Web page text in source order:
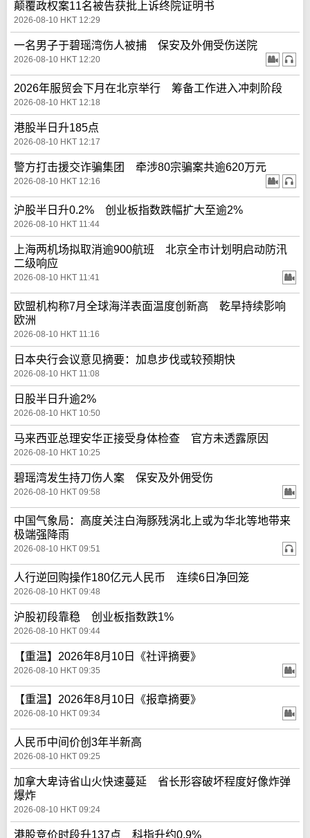
颠覆政权案11名被告获批上诉终院证明书
2026-08-10 HKT 12:29
一名男子于碧瑶湾伤人被捕 保安及外佣受伤送院
2026-08-10 HKT 12:20
2026年服贸会下月在北京举行 筹备工作进入冲刺阶段
2026-08-10 HKT 12:18
港股半日升185点
2026-08-10 HKT 12:17
警方打击援交诈骗集团 牵涉80宗骗案共逾620万元
2026-08-10 HKT 12:16
沪股半日升0.2% 创业板指数跌幅扩大至逾2%
2026-08-10 HKT 11:44
上海两机场拟取消逾900航班 北京全市计划明启动防汛
二级响应
2026-08-10 HKT 11:41
欧盟机构称7月全球海洋表面温度创新高 乾旱持续影响
欧洲
2026-08-10 HKT 11:16
日本央行会议意见摘要：加息步伐或较预期快
2026-08-10 HKT 11:08
日股半日升逾2%
2026-08-10 HKT 10:50
马来西亚总理安华正接受身体检查 官方未透露原因
2026-08-10 HKT 10:25
碧瑶湾发生持刀伤人案 保安及外佣受伤
2026-08-10 HKT 09:58
中国气象局：高度关注白海豚残涡北上或为华北等地带来
极端强降雨
2026-08-10 HKT 09:51
人行逆回购操作180亿元人民币 连续6日净回笼
2026-08-10 HKT 09:48
沪股初段靠稳 创业板指数跌1%
2026-08-10 HKT 09:44
【重温】2026年8月10日《社评摘要》
2026-08-10 HKT 09:35
【重温】2026年8月10日《报章摘要》
2026-08-10 HKT 09:34
人民币中间价创3年半新高
2026-08-10 HKT 09:25
加拿大卑诗省山火快速蔓延 省长形容破坏程度好像炸弹
爆炸
2026-08-10 HKT 09:24
港股竞价时段升137点 科指升约0.9%